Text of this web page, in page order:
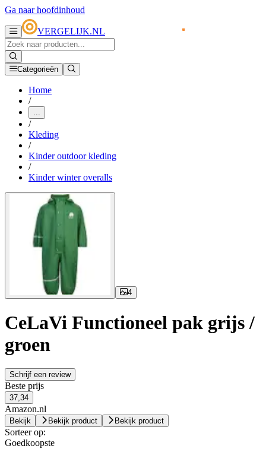
Ga naar hoofdinhoud
VERGELIJK.NL
Categorieën
Home
/
...
/
Kleding
/
Kinder outdoor kleding
/
Kinder winter overalls
4
CeLaVi Functioneel pak grijs /
groen
Schrijf een review
Beste prijs
37,34
Amazon.nl
Bekijk Bekijk product Bekijk product
Sorteer op:
Goedkoopste